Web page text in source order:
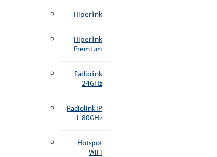
Hiperlink
Hiperlink
Premium
Radiolink
24GHz
Radiolink IP
1-80GHz
Hotspot
WiFi